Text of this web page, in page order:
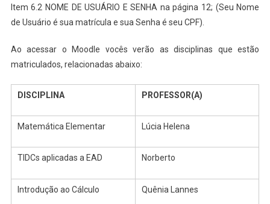
Item 6.2 NOME DE USUÁRIO E SENHA na página 12; (Seu Nome
de Usuário é sua matrícula e sua Senha é seu CPF).
Ao acessar o Moodle vocês verão as disciplinas que estão
matriculados, relacionadas abaixo:
DISCIPLINA PROFESSOR(A)
Matemática Elementar Lúcia Helena
TIDCs aplicadas a EAD Norberto
Introdução ao Cálculo Quênia Lannes